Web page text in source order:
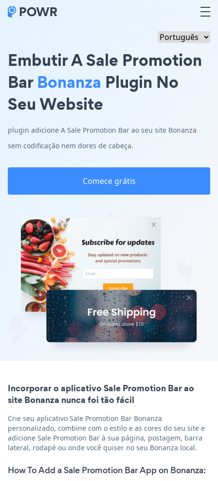
Embutir A Sale Promotion
BarBonanza Plugin No
Seu Website
plugin adicione A Sale Promotion Bar ao seu site Bonanza
sem codificação nem dores de cabeça.
Comece grátis
Incorporar o aplicativo Sale Promotion Bar ao
site Bonanza nunca foi tão fácil
Crie seu aplicativo Sale Promotion Bar Bonanza
personalizado, combine com o estilo e as cores do seu site e
adicione Sale Promotion Bar à sua página, postagem, barra
lateral, rodapé ou onde você quiser no seu Bonanza local.
How To Add a Sale Promotion Bar App on Bonanza: